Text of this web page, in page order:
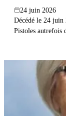
24 juin 2026
Décédé le 24
Pistoles autrefois